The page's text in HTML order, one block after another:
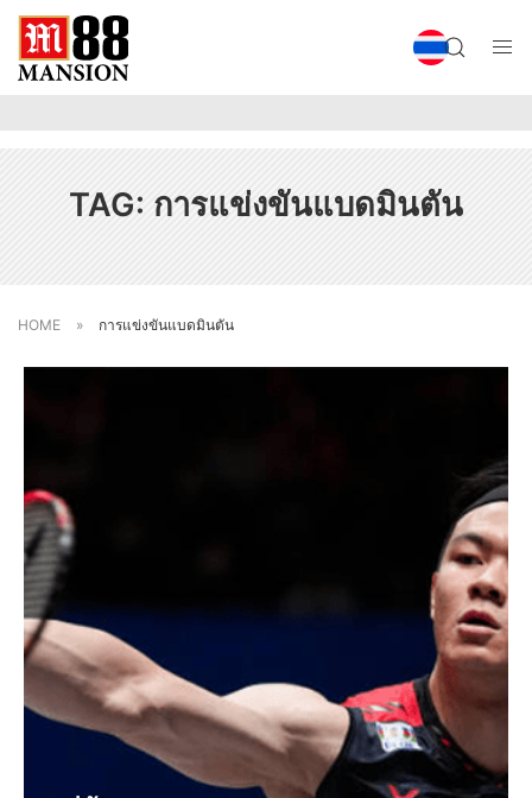
TAG: การแข่งขันแบดมินตัน
HOME » การแข่งขันแบดมินตัน